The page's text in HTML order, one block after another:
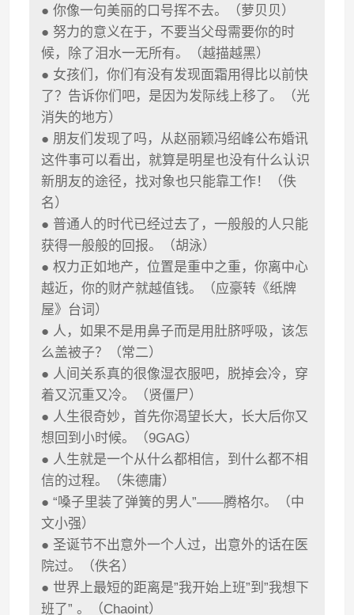
● 你像一句美丽的口号挥不去。（萝贝贝）
● 努力的意义在于，不要当父母需要你的时
候，除了泪水一无所有。（越描越黑）
● 女孩们，你们有没有发现面霜用得比以前快
了？告诉你们吧，是因为发际线上移了。（光
消失的地方）
● 朋友们发现了吗，从赵丽颖冯绍峰公布婚讯
这件事可以看出，就算是明星也没有什么认识
新朋友的途径，找对象也只能靠工作！（佚
名）
● 普通人的时代已经过去了，一般般的人只能
获得一般般的回报。（胡泳）
● 权力正如地产，位置是重中之重，你离中心
越近，你的财产就越值钱。（应豪转《纸牌
屋》台词）
● 人，如果不是用鼻子而是用肚脐呼吸，该怎
么盖被子？（常二）
● 人间关系真的很像湿衣服吧，脱掉会冷，穿
着又沉重又冷。（贤僵尸）
● 人生很奇妙，首先你渴望长大，长大后你又
想回到小时候。（9GAG）
● 人生就是一个从什么都相信，到什么都不相
信的过程。（朱德庸）
● “嗓子里装了弹簧的男人”——腾格尔。（中
文小强）
● 圣诞节不出意外一个人过，出意外的话在医
院过。（佚名）
● 世界上最短的距离是”我开始上班”到”我想下
班了” 。（Chaoint）